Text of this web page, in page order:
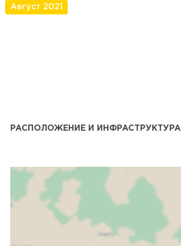
Август 2021
РАСПОЛОЖЕНИЕ И ИНФРАСТРУКТУРА